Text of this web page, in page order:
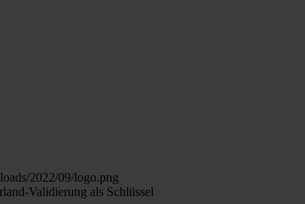
2022/09/logo.png
Validierung als Schlüssel